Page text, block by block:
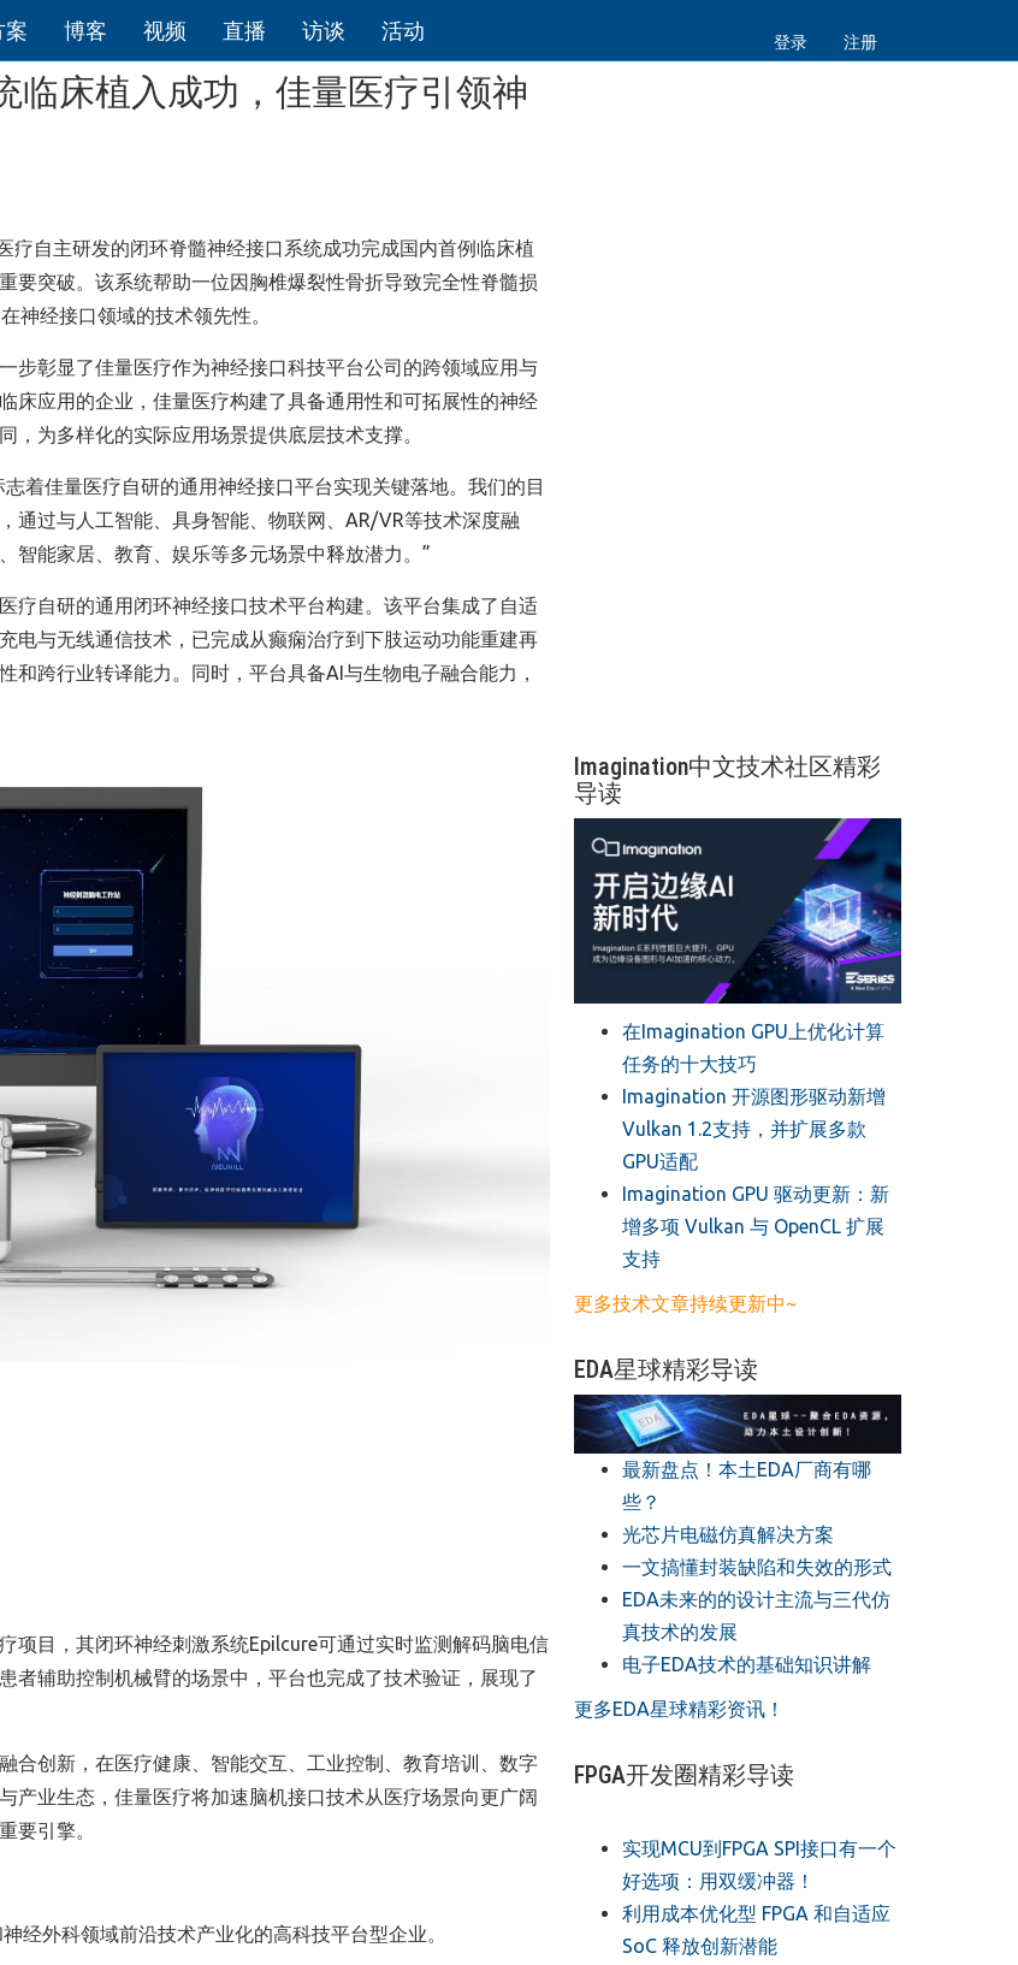
案 博客 视频 直播 访谈 活动 登录 注册
临床植入成功，佳量医疗引领神
自主研发的闭环脊髓神经接口系统成功完成国内首例临床植
要突破。该系统帮助一位因胸椎爆裂性骨折导致完全性脊髓损
神经接口领域的技术领先性。
步彰显了佳量医疗作为神经接口科技平台公司的跨领域应用与
床应用的企业，佳量医疗构建了具备通用性和可拓展性的神经
为多样化的实际应用场景提供底层技术支撑。
着佳量医疗自研的通用神经接口平台实现关键落地。我们的目
通过与人工智能、具身智能、物联网、AR/VR等技术深度融
智能家居、教育、娱乐等多元场景中释放潜力。”
疗自研的通用闭环神经接口技术平台构建。该平台集成了自适
电与无线通信技术，已完成从癫痫治疗到下肢运动功能重建再
跨行业转译能力。同时，平台具备AI与生物电子融合能力，
项目，其闭环神经刺激系统Epilcure可通过实时监测解码脑电信
者辅助控制机械臂的场景中，平台也完成了技术验证，展现了
合创新，在医疗健康、智能交互、工业控制、教育培训、数字
产业生态，佳量医疗将加速脑机接口技术从医疗场景向更广阔
要引擎。
经外科领域前沿技术产业化的高科技平台型企业。
Imagination中文技术社区精彩
导读
在Imagination GPU上优化计算
任务的十大技巧
​Imagination 开源图形驱动新增
Vulkan 1.2支持，并扩展多款
GPU适配
​Imagination GPU 驱动更新：新
增多项 Vulkan 与 OpenCL 扩展
支持
更多技术文章持续更新中~
EDA星球精彩导读
最新盘点！本土EDA厂商有哪
些？
光芯片电磁仿真解决方案
一文搞懂封装缺陷和失效的形式
EDA未来的的设计主流与三代仿
真技术的发展
电子EDA技术的基础知识讲解
更多EDA星球精彩资讯！
FPGA开发圈精彩导读
实现MCU到FPGA SPI接口有一个
好选项：用双缓冲器！
利用成本优化型 FPGA 和自适应
SoC 释放创新潜能